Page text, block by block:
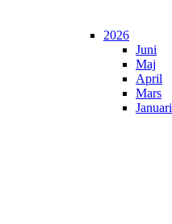
2026
Juni
Maj
April
Mars
Januari